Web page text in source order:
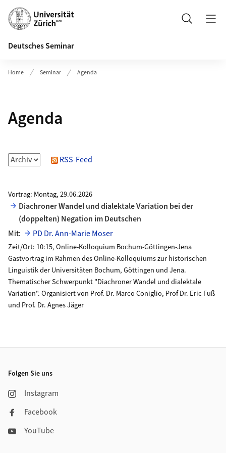
Header
Suche
Deutsches Seminar
Home Seminar Agenda
Agenda
RSS-Feed
Vortrag: Montag, 29.06.2026
Diachroner Wandel und dialektale Variation bei der
(doppelten) Negation im Deutschen
Mit:
PD Dr. Ann-Marie Moser
Zeit/Ort: 10:15, Online-Kolloquium Bochum-Göttingen-Jena
Gastvortrag im Rahmen des Online-Kolloquiums zur historischen
Linguistik der Universitäten Bochum, Göttingen und Jena.
Thematischer Schwerpunkt "Diachroner Wandel und dialektale
Variation". Organisiert von Prof. Dr. Marco Coniglio, Prof Dr. Eric Fuß
und Prof. Dr. Agnes Jäger
Folgen Sie uns
Instagram
Facebook
YouTube